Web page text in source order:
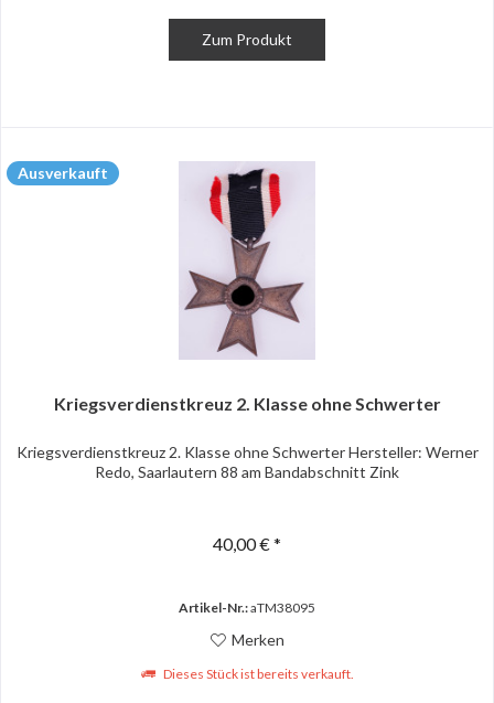
Zum Produkt
Ausverkauft
Kriegsverdienstkreuz 2. Klasse ohne Schwerter
Kriegsverdienstkreuz 2. Klasse ohne Schwerter Hersteller: Werner
Redo, Saarlautern 88 am Bandabschnitt Zink
40,00 € *
Artikel-Nr.:aTM38095
Merken
Dieses Stück ist bereits verkauft.